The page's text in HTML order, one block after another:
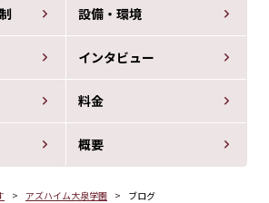
設備・環境
インタビュー
料金
概要
アズハイム大泉学園 ブログ